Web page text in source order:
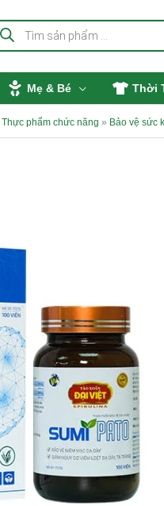
Mẹ & Bé Thời
Thực phẩm chức năng » Bảo vệ sức